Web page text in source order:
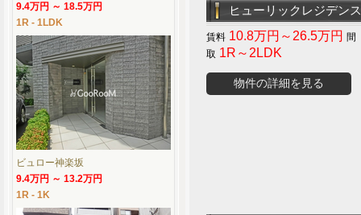
ヒューリックレジデン
10.8万円～26.5万円
1R～2LDK
物件の詳細を見る
9.4万円 ～ 18.5万円
1R - 1LDK
ビュロー神楽坂
9.4万円 ～ 13.2万円
1R - 1K